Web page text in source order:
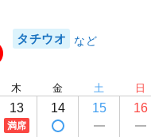
タチウオ
木
13
満席
金
14
土
15
日
16